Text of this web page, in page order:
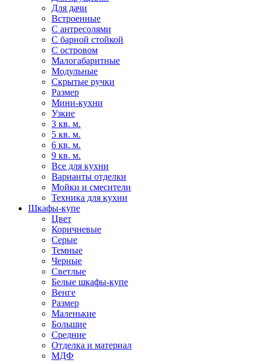
Для дачи
Встроенные
С антресолями
С барной стойкой
С островом
Малогабаритные
Модульные
Скрытые ручки
Размер
Мини-кухни
Узкие
3 кв. м.
5 кв. м.
6 кв. м.
9 кв. м.
Все для кухни
Варианты отделки
Мойки и смесители
Техника для кухни
Шкафы-купе
Цвет
Коричневые
Серые
Темные
Черные
Светлые
Белые шкафы-купе
Венге
Размер
Маленькие
Большие
Средние
Отделка и материал
МДФ